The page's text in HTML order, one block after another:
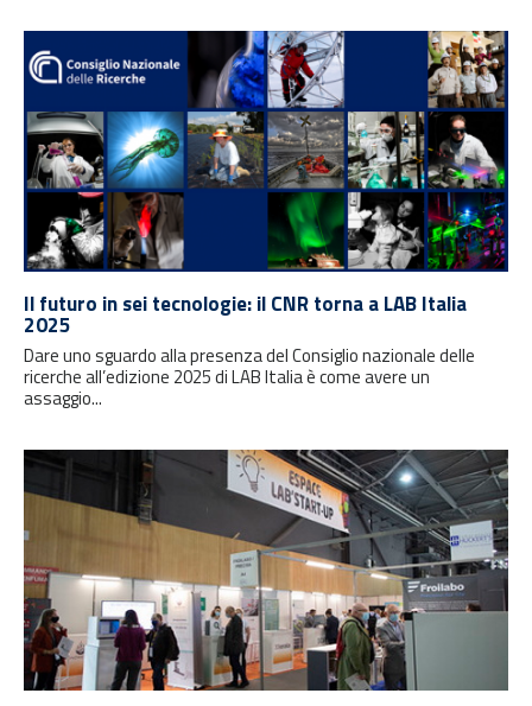
Il futuro in sei tecnologie: il CNR torna a LAB Italia
2025
Dare uno sguardo alla presenza del Consiglio nazionale delle
ricerche all’edizione 2025 di LAB Italia è come avere un
assaggio...